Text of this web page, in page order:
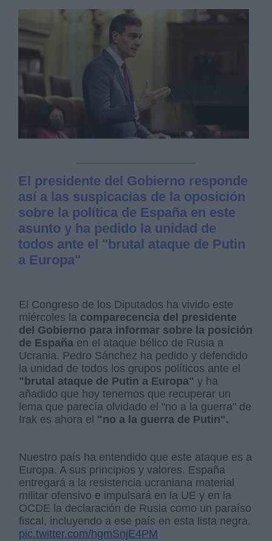
El presidente del Gobierno responde
así a las suspicacias de la oposición
sobre la política de España en este
asunto y ha pedido la unidad de
todos ante el "brutal ataque de Putin
a Europa"
El Congreso de los Diputados ha vivido este
miércoles la comparecencia del presidente
del Gobierno para informar sobre la posición
de España en el ataque bélico de Rusia a
Ucrania. Pedro Sánchez ha pedido y defendido
la unidad de todos los grupos políticos ante el
"brutal ataque de Putin a Europa" y ha
añadido que hoy tenemos que recuperar un
lema que parecía olvidado el "no a la guerra" de
Irak es ahora el "no a la guerra de Putin".
Nuestro país ha entendido que este ataque es a
Europa. A sus principios y valores. España
entregará a la resistencia ucraniana material
militar ofensivo e impulsará en la UE y en la
OCDE la declaración de Rusia como un paraíso
fiscal, incluyendo a ese país en esta lista negra.
pic.twitter.com/hgmSnjE4PM